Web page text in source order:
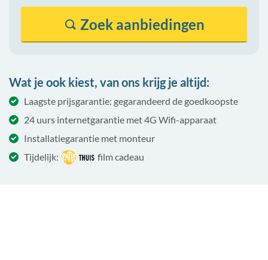
Zoek aanbiedingen
Wat je ook kiest, van ons krijg je altijd:
Laagste prijsgarantie: gegarandeerd de goedkoopste
24 uurs internetgarantie met 4G Wifi-apparaat
Installatiegarantie met monteur
Tijdelijk:
film cadeau